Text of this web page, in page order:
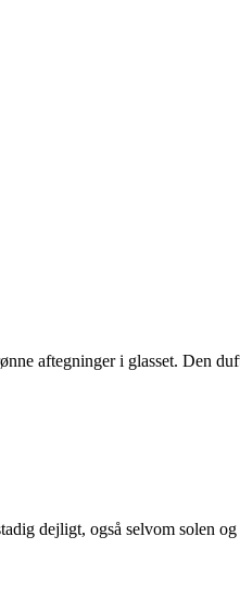
aftegninger i glasset. Den
dejligt, også selvom solen